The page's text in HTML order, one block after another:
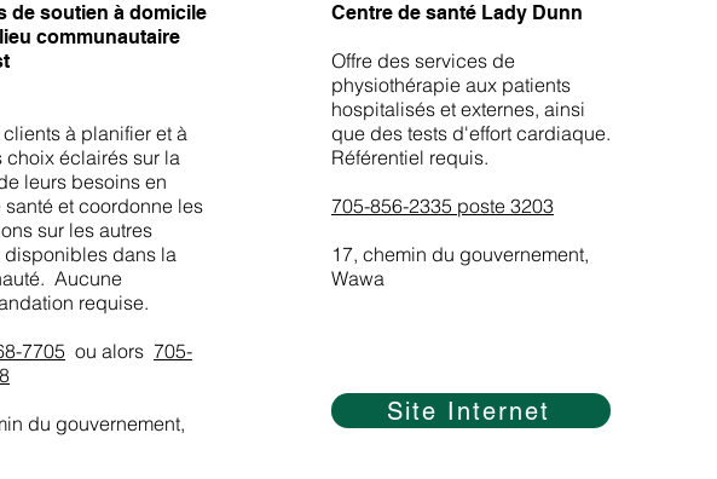
de soutien à domicile
communautaire
à planifier et à
choix éclairés sur la
leurs besoins en
santé et coordonne les
sur les autres
disponibles dans la
Aucune
requise.
7705 ou alors 705-
du gouvernement,
Centre de santé Lady Dunn
Offre des services de
physiothérapie aux patients
hospitalisés et externes, ainsi
que des tests d'effort cardiaque.
Référentiel requis.
705-856-2335 poste 3203
17, chemin du gouvernement,
Wawa
Site Internet